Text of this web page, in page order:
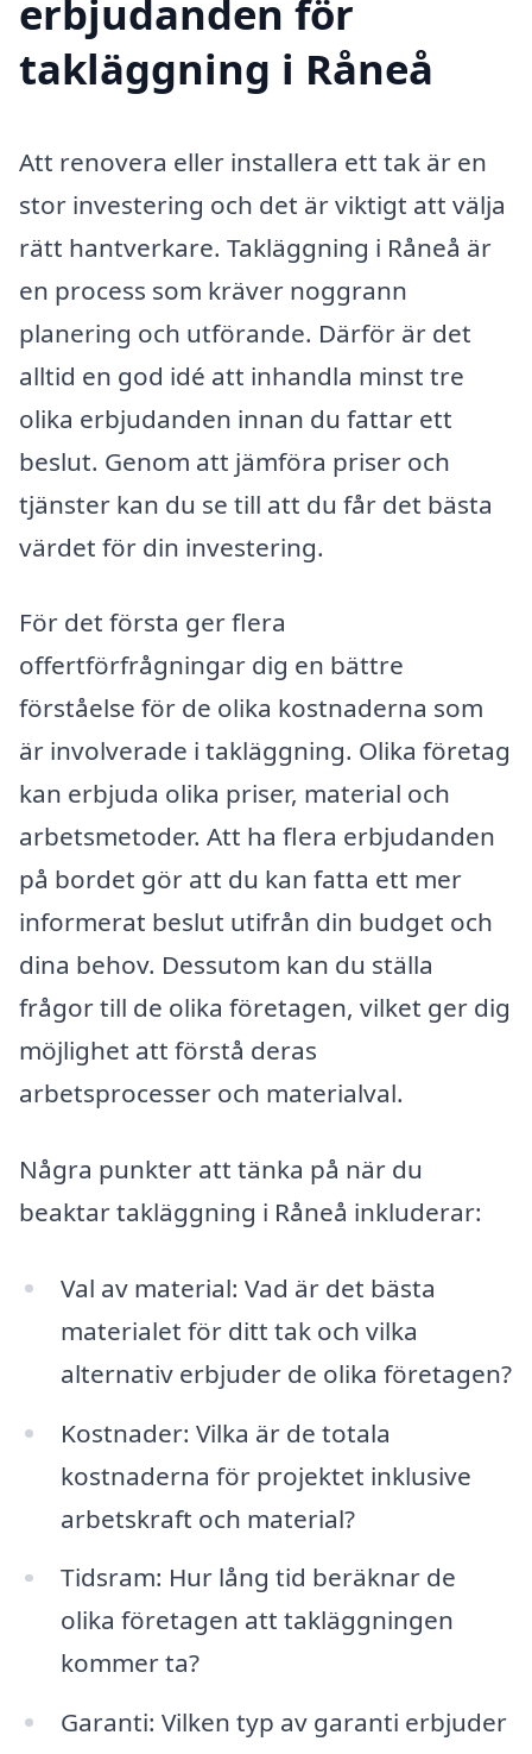
erbjudanden för
takläggning i Råneå
Att renovera eller installera ett tak är en
stor investering och det är viktigt att välja
rätt hantverkare. Takläggning i Råneå är
en process som kräver noggrann
planering och utförande. Därför är det
alltid en god idé att inhandla minst tre
olika erbjudanden innan du fattar ett
beslut. Genom att jämföra priser och
tjänster kan du se till att du får det bästa
värdet för din investering.
För det första ger flera
offertförfrågningar dig en bättre
förståelse för de olika kostnaderna som
är involverade i takläggning. Olika företag
kan erbjuda olika priser, material och
arbetsmetoder. Att ha flera erbjudanden
på bordet gör att du kan fatta ett mer
informerat beslut utifrån din budget och
dina behov. Dessutom kan du ställa
frågor till de olika företagen, vilket ger dig
möjlighet att förstå deras
arbetsprocesser och materialval.
Några punkter att tänka på när du
beaktar takläggning i Råneå inkluderar:
Val av material: Vad är det bästa
materialet för ditt tak och vilka
alternativ erbjuder de olika företagen?
Kostnader: Vilka är de totala
kostnaderna för projektet inklusive
arbetskraft och material?
Tidsram: Hur lång tid beräknar de
olika företagen att takläggningen
kommer ta?
Garanti: Vilken typ av garanti erbjuder